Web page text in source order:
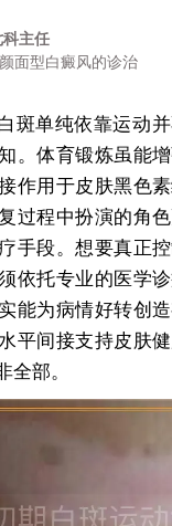
科主任
面型白癜风的诊治
斑单纯依靠运动并
。体育锻炼虽能
作用于皮肤黑色
过程中扮演的角
手段。想要真正
依托专业的医学
能为病情好转创
平间接支持皮肤
全部。